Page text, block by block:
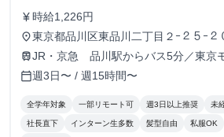
currency_yen 時給1,226円
place東京都品川区東品川二丁目２ｰ２５ｰ２
trainJR・京急 品川駅からバス5分／東京
線 天王洲アイル駅 徒歩3分
calendar_today週3日〜 / 週15時間〜
全学年対象 一部リモート可 週3日以上推奨 未
社長直下 インターン生多数 髪型自由 私服OK